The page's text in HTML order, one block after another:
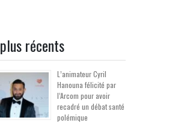
récents
L’animateur Cyril
Hanouna félicité par
l’Arcom pour avoir
recadré un débat santé
polémique